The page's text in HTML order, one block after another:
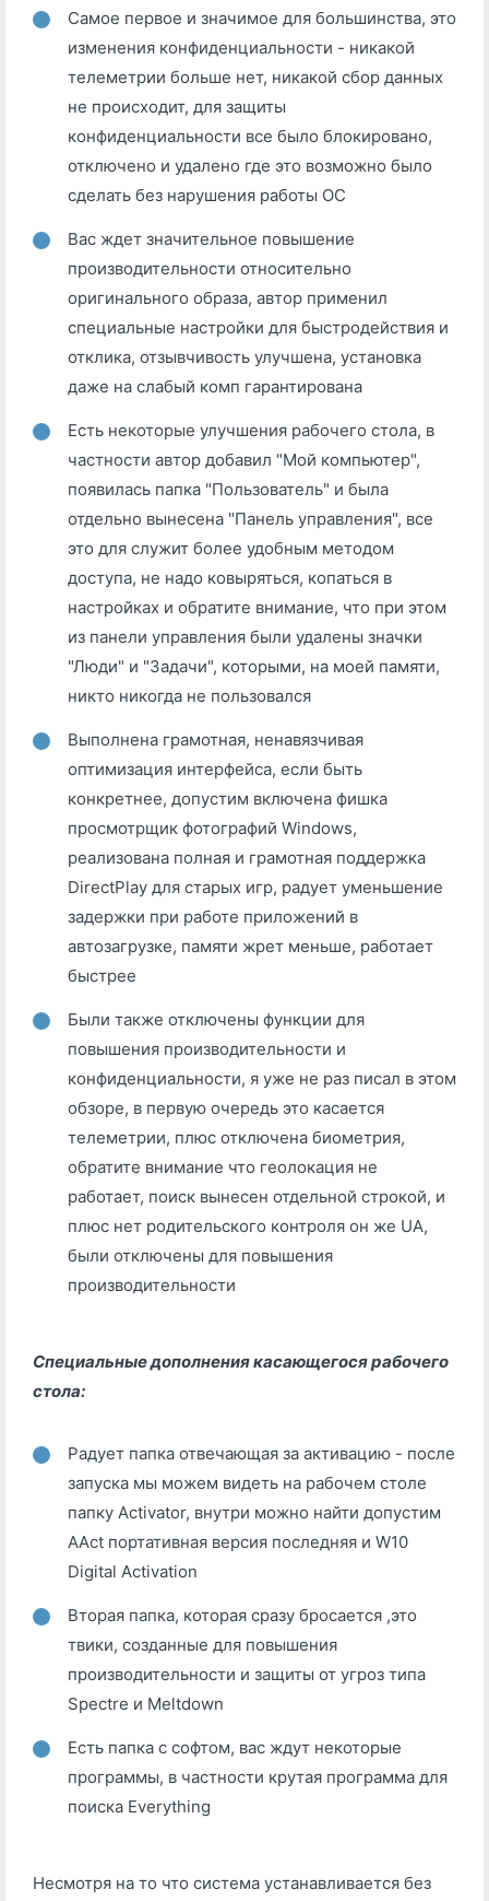
Самое первое и значимое для большинства, это
изменения конфиденциальности - никакой
телеметрии больше нет, никакой сбор данных
не происходит, для защиты
конфиденциальности все было блокировано,
отключено и удалено где это возможно было
сделать без нарушения работы ОС
Вас ждет значительное повышение
производительности относительно
оригинального образа, автор применил
специальные настройки для быстродействия и
отклика, отзывчивость улучшена, установка
даже на слабый комп гарантирована
Есть некоторые улучшения рабочего стола, в
частности автор добавил "Мой компьютер",
появилась папка "Пользователь" и была
отдельно вынесена "Панель управления", все
это для служит более удобным методом
доступа, не надо ковыряться, копаться в
настройках и обратите внимание, что при этом
из панели управления были удалены значки
"Люди" и "Задачи", которыми, на моей памяти,
никто никогда не пользовался
Выполнена грамотная, ненавязчивая
оптимизация интерфейса, если быть
конкретнее, допустим включена фишка
просмотрщик фотографий Windows,
реализована полная и грамотная поддержка
DirectPlay для старых игр, радует уменьшение
задержки при работе приложений в
автозагрузке, памяти жрет меньше, работает
быстрее
Были также отключены функции для
повышения производительности и
конфиденциальности, я уже не раз писал в этом
обзоре, в первую очередь это касается
телеметрии, плюс отключена биометрия,
обратите внимание что геолокация не
работает, поиск вынесен отдельной строкой, и
плюс нет родительского контроля он же UA,
были отключены для повышения
производительности
Специальные дополнения касающегося рабочего
стола:
Радует папка отвечающая за активацию - после
запуска мы можем видеть на рабочем столе
папку Activator, внутри можно найти допустим
AAct портативная версия последняя и W10
Digital Activation
Вторая папка, которая сразу бросается ,это
твики, созданные для повышения
производительности и защиты от угроз типа
Spectre и Meltdown
Есть папка с софтом, вас ждут некоторые
программы, в частности крутая программа для
поиска Everything
Несмотря на то что система устанавливается без